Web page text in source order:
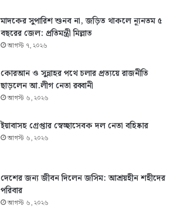
মাদকের সুপারিশ শুনব না, জড়িত থাকলে ন্যূনতম ৫
বছরের জেল: প্রতিমন্ত্রী মিল্লাত
আগস্ট ৭, ২০২৬
কোরআন ও সুন্নাহর পথে চলার প্রত্যয়ে রাজনীতি
ছাড়লেন আ.লীগ নেতা রব্বানী
আগস্ট ৬, ২০২৬
ইয়াবাসহ গ্রেপ্তার স্বেচ্ছাসেবক দল নেতা বহিষ্কার
আগস্ট ৬, ২০২৬
দেশের জন্য জীবন দিলেন জসিম: আশ্রয়হীন শহীদের
পরিবার
আগস্ট ৬, ২০২৬